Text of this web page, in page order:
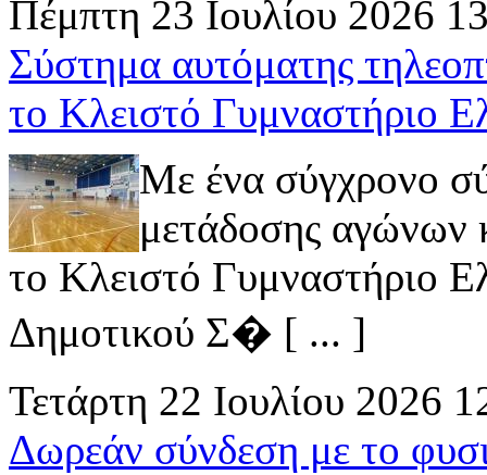
Πέμπτη 23 Ιουλίου 2026
Σύστημα αυτόματης
το Κλειστό Γυμναστήριο
Με ένα σύγχρονο
μετάδοσης αγώνων
το Κλειστό Γυμναστήριο
Δημοτικού Σ� [ ... ]
Τετάρτη 22 Ιουλίου 2026
Δωρεάν σύνδεση με το